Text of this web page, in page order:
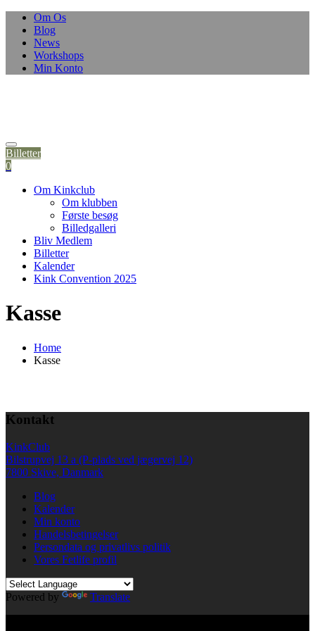
Om Os
Blog
News
Workshops
Min Konto
Billetter
0
Om Kinkclub
Om klubben
Første besøg
Billedgalleri
Bliv Medlem
Billetter
Kalender
Kink Convention 2025
Kasse
Home
Kasse
Kontakt
KinkClub
Bilstrupvej 13 a (P-plads ved jægervej 12)
7800 Skive, Danmark
Blog
Kalender
Min konto
Handelsbetingelser
Persondata og privatlivs politik
Vores Fetlife profil
Powered by
Translate